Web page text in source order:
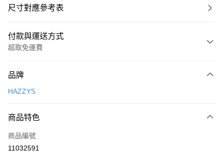
尺寸對應參考表
付款與運送方式
超取免運費
信用卡一次付款
LINE Pay
Apple Pay
品牌
HAZZYS
商品特色
商品編號
11032591